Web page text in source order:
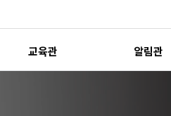
교육관 알림관